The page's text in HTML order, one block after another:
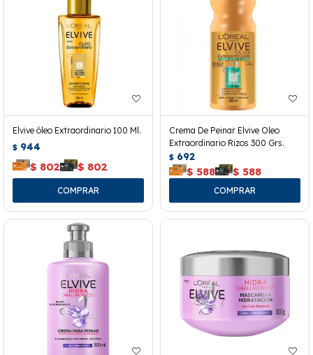
Elvive óleo Extraordinario 100 Ml.
$ 944
$ 802 $ 802
Crema De Peinar Elvive Oleo
Extraordinario Rizos 300 Grs.
$ 692
$ 588 $ 588